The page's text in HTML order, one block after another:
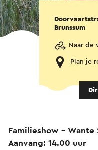
Brunssum
Naar de
Plan je
Familieshow –
Aanvang: 14.00 uur